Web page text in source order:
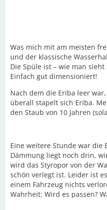
Was mich mit am meisten
und der klassische
Die Spüle ist – wie man
Einfach gut dimensioniert!
Nach dem die Eriba leer
überall stapelt sich Eriba.
den Staub von 10 Jahren
Eine weitere Stunde war die
Dämmung liegt noch drin,
wird das Styropor von der
schön verlegt ist. Leider ist
einem Fahrzeug nichts
Wahrheit: Wird es passen?